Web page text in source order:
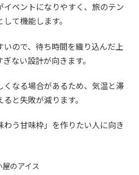
イベントになりやすく、旅のテン
て機能します。
ので、待ち時間を織り込んだ上
ない設計が向きます。
なる場合があるため、気温と滞
と失敗が減ります。
わう甘味枠」を作りたい人に向き
屋のアイス